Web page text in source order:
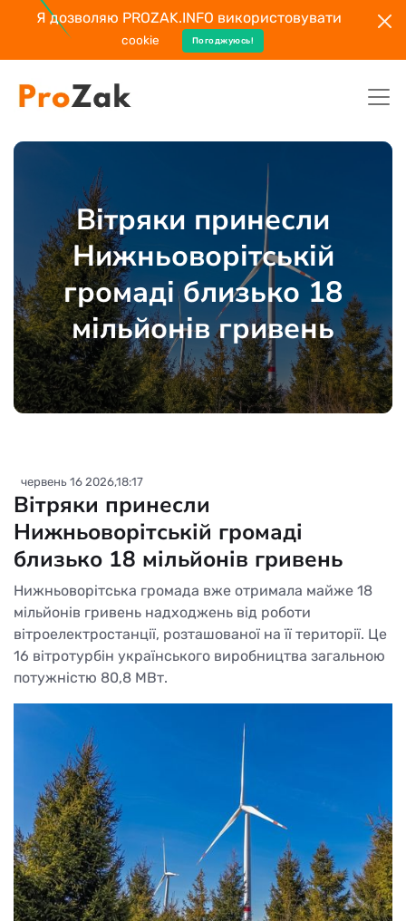
Я дозволяю PROZAK.INFO використовувати
cookie Погоджуюсь!
Вітряки принесли
Нижньоворітській
громаді близько 18
мільйонів гривень
червень 16 2026,18:17
Вітряки принесли
Нижньоворітській громаді
близько 18 мільйонів гривень
Нижньоворітська громада вже отримала майже 18
мільйонів гривень надходжень від роботи
вітроелектростанції, розташованої на її території. Це
16 вітротурбін українського виробництва загальною
потужністю 80,8 МВт.